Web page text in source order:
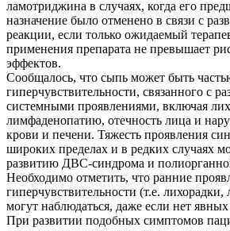
ламотриджина в случаях, когда его
назначение было отменено в связи с
реакции, если только ожидаемый
применения препарата не превышает
эффектов.
Сообщалось, что сыпь может быть
гиперчувствительности, связанного с
системными проявлениями, включая
лимфаденопатию, отечность лица и
крови и печени. Тяжесть проявления
широких пределах и в редких случаях
развитию ДВС-синдрома и
Необходимо отметить, что ранние
гиперчувствительности (т.е.
могут наблюдаться, даже если нет
При развитии подобных симптомов